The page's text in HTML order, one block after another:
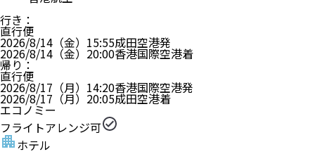
行き ：
直行便
2026/8/14（金） 15:55成田空港発
2026/8/14（金） 20:00香港国際空港着
帰り ：
直行便
2026/8/17（月） 14:20香港国際空港発
2026/8/17（月） 20:05成田空港着
エコノミー
フライトアレンジ可
ホテル